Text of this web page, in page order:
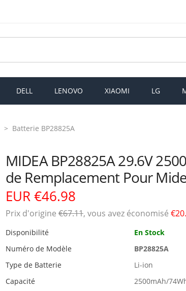
DELL LENOVO XIAOMI LG
Batterie BP28825A
MIDEA BP28825A 29.6V
de Remplacement Pour
EUR €46.98
Prix ​​d'origine €67.11, vous avez économisé
Disponibilité
En Stock
Numéro de Modèle
BP28825A
Type de Batterie
Li-ion
Capacité
2500mAh/